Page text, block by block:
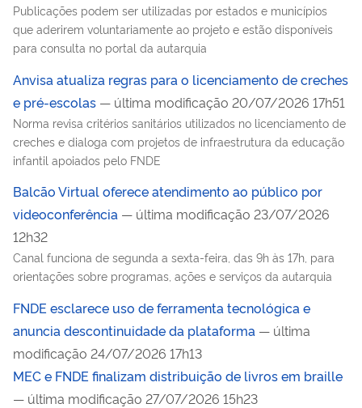
Publicações podem ser utilizadas por estados e municípios
que aderirem voluntariamente ao projeto e estão disponíveis
para consulta no portal da autarquia
Anvisa atualiza regras para o licenciamento de creches
e pré-escolas — última modificação 20/07/2026 17h51
Norma revisa critérios sanitários utilizados no licenciamento de
creches e dialoga com projetos de infraestrutura da educação
infantil apoiados pelo FNDE
Balcão Virtual oferece atendimento ao público por
videoconferência — última modificação 23/07/2026
12h32
Canal funciona de segunda a sexta-feira, das 9h às 17h, para
orientações sobre programas, ações e serviços da autarquia
FNDE esclarece uso de ferramenta tecnológica e
anuncia descontinuidade da plataforma — última
modificação 24/07/2026 17h13
MEC e FNDE finalizam distribuição de livros em braille
— última modificação 27/07/2026 15h23